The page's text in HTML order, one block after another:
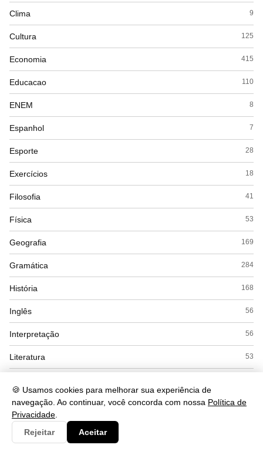
🍪 Usamos cookies para melhorar sua experiência de
navegação. Ao continuar, você concorda com nossa Política de
Privacidade
Rejeitar
Aceitar
Clima 9
Cultura 125
Economia 415
Educacao 110
ENEM 8
Espanhol 7
Esporte 28
Exercícios 18
Filosofia 41
Física 53
Geografia 169
Gramática 284
História 168
Inglês 56
Interpretação 56
Literatura 53
Politica 22
Química